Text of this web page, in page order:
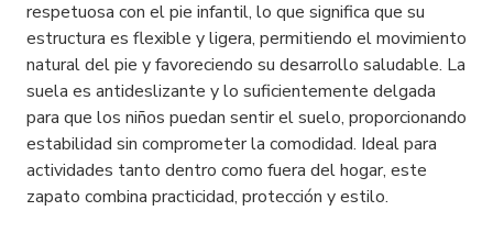
respetuosa con el pie infantil, lo que significa que su
estructura es flexible y ligera, permitiendo el movimiento
natural del pie y favoreciendo su desarrollo saludable. La
suela es antideslizante y lo suficientemente delgada
para que los niños puedan sentir el suelo, proporcionando
estabilidad sin comprometer la comodidad. Ideal para
actividades tanto dentro como fuera del hogar, este
zapato combina practicidad, protección y estilo.